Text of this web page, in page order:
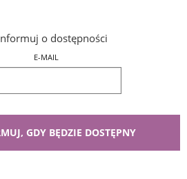
o dostępności
E-MAIL